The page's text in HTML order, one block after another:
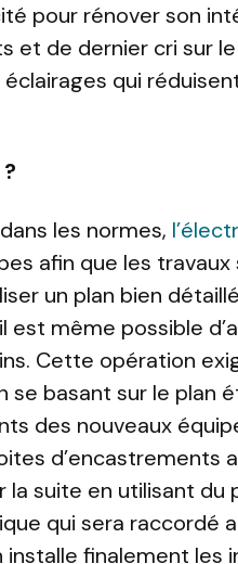
pour rénover son
et de dernier cri sur
qui
les normes,
afin que les travaux
un plan bien
est même possible
Cette opération
se basant sur le plan
des nouveaux
d’encastrements
la suite en utilisant du
qui sera raccordé
finalement les